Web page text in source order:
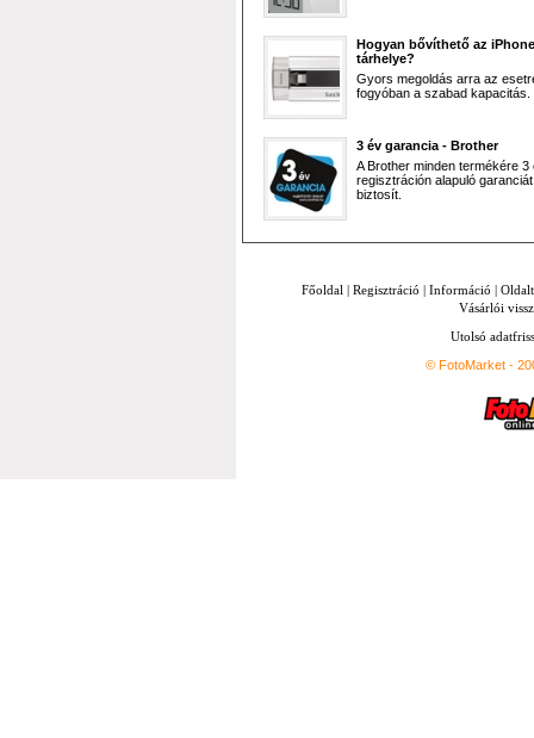
Hogyan bővíthető az iPhone
tárhelye?
Gyors megoldás arra az
fogyóban a szabad kapacitás.
3 év garancia - Brother
A Brother minden termékére 3
regisztráción alapuló garanciát
biztosít.
Főoldal | Regisztráció | Információ |
Vásárlói
Utolsó
© FotoMarket -